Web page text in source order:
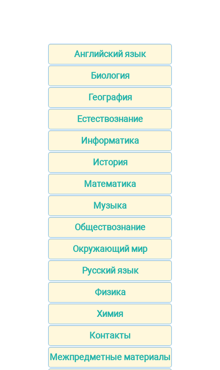
Английский язык
Биология
География
Естествознание
Информатика
История
Математика
Музыка
Обществознание
Окружающий мир
Русский язык
Физика
Химия
Контакты
Межпредметные материалы